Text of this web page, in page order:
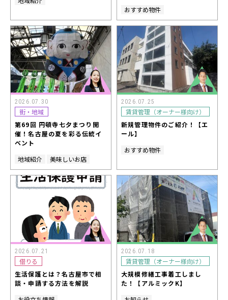
おすすめ物件
2026.07.30
街・地域
第69回 円頓寺七夕まつり開
催！名古屋の夏を彩る伝統イ
ベント
地域紹介
美味しいお店
2026.07.25
賃貸管理（オーナー様向け）
新規管理物件のご紹介！【エ
ール】
おすすめ物件
2026.07.21
借りる
生活保護とは？名古屋市で相
談・申請する方法を解説
2026.07.18
賃貸管理（オーナー様向け）
大規模修繕工事着工しまし
た！【アルミックK】